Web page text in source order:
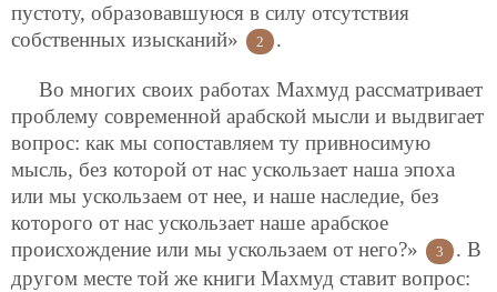
пустоту, образовавшуюся в силу отсутствия
собственных изысканий»
2 .
Во многих своих работах Махмуд рассматривает
проблему современной арабской мысли и выдвигает
вопрос: как мы сопоставляем ту привносимую
мысль, без которой от нас ускользает наша эпоха
или мы ускользаем от нее, и наше наследие, без
которого от нас ускользает наше арабское
происхождение или мы ускользаем от него?»
3
. В
другом месте той же книги Махмуд ставит вопрос: